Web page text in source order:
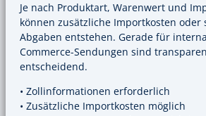
Je nach Produktart, Warenwert und
können zusätzliche Importkosten oder
Abgaben entstehen. Gerade für
Commerce-Sendungen sind
entscheidend.
• Zollinformationen erforderlich
• Zusätzliche Importkosten möglich